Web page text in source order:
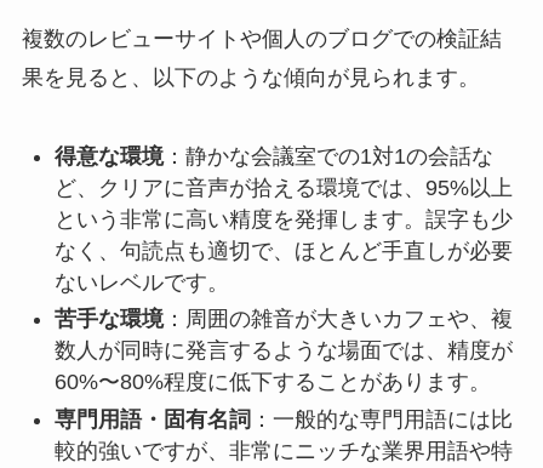
複数のレビューサイトや個人のブログでの検証結
果を見ると、以下のような傾向が見られます。
得意な環境：静かな会議室での1対1の会話な
ど、クリアに音声が拾える環境では、95%以上
という非常に高い精度を発揮します。誤字も少
なく、句読点も適切で、ほとんど手直しが必要
ないレベルです。
苦手な環境：周囲の雑音が大きいカフェや、複
数人が同時に発言するような場面では、精度が
60%〜80%程度に低下することがあります。
専門用語・固有名詞 ：一般的な専門用語には比
較的強いですが、非常にニッチな業界用語や特